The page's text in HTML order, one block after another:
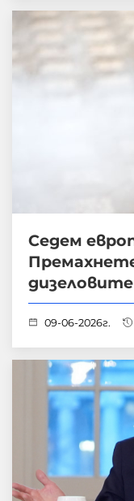
Седем
дизеловите
09-06-2026г.